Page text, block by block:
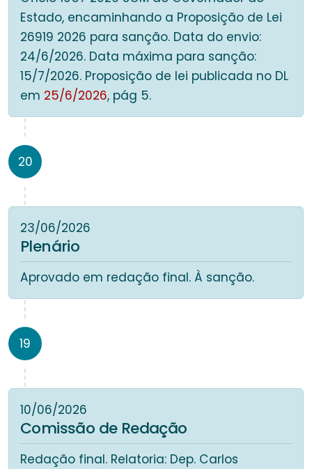
Estado, encaminhando a Proposição de Lei
26919 2026 para sanção. Data do envio:
24/6/2026. Data máxima para sanção:
15/7/2026. Proposição de lei publicada no DL
em 25/6/2026, pág 5.
20
23/06/2026
Plenário
Aprovado em redação final. À sanção.
19
10/06/2026
Comissão de Redação
Redação final. Relatoria: Dep. Carlos